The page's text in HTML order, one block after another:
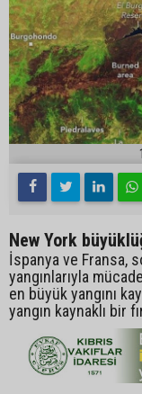
New York
İspanya ve Fransa,
yangınlarıyla
en büyük yangını
yangın kaynaklı bir